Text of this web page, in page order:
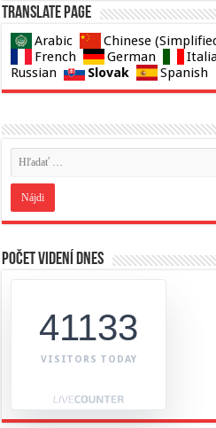
Translate page
Arabic Chinese
French
German
Russian
Slovak Spanish
Počet videní dnes
41133
VISITORS TODAY